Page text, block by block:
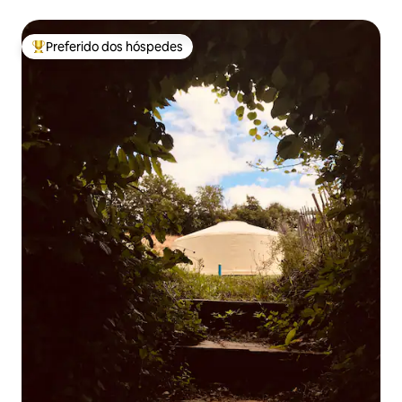
Entre os melhores preferidos dos hóspedes
Preferido dos hóspedes